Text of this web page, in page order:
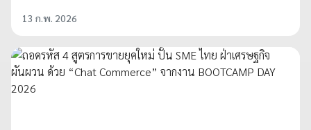
13 ก.พ. 2026